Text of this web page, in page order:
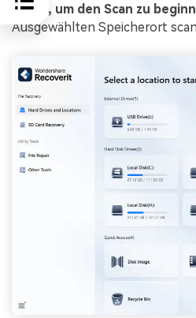
Start
“, um den Scan zu
Ausgewählten Speicherort